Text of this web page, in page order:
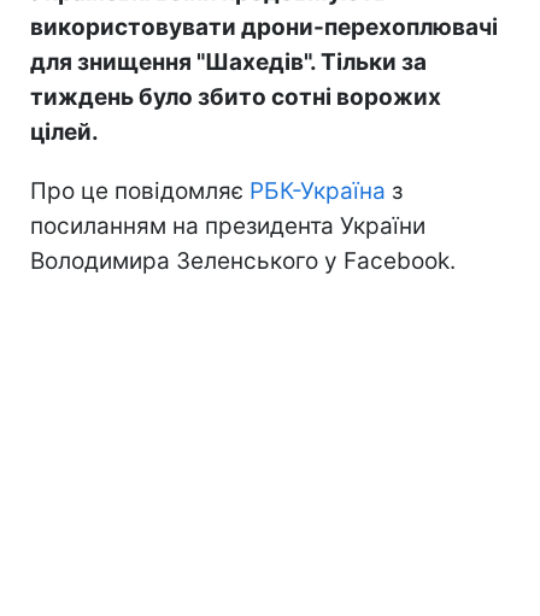
використовувати дрони-перехоплювачі
для знищення "Шахедів". Тільки за
тиждень було збито сотні ворожих
цілей.
Про це повідомляє РБК-Україна з
посиланням на президента України
Володимира Зеленського у Facebook.